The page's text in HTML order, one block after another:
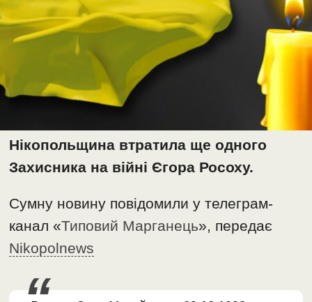
Нікопольщина втратила ще одного
Захисника на війні Єгора Росоху.
Сумну новину повідомили у телеграм-
канал «Типовий Марганець», передає
Nikopolnews